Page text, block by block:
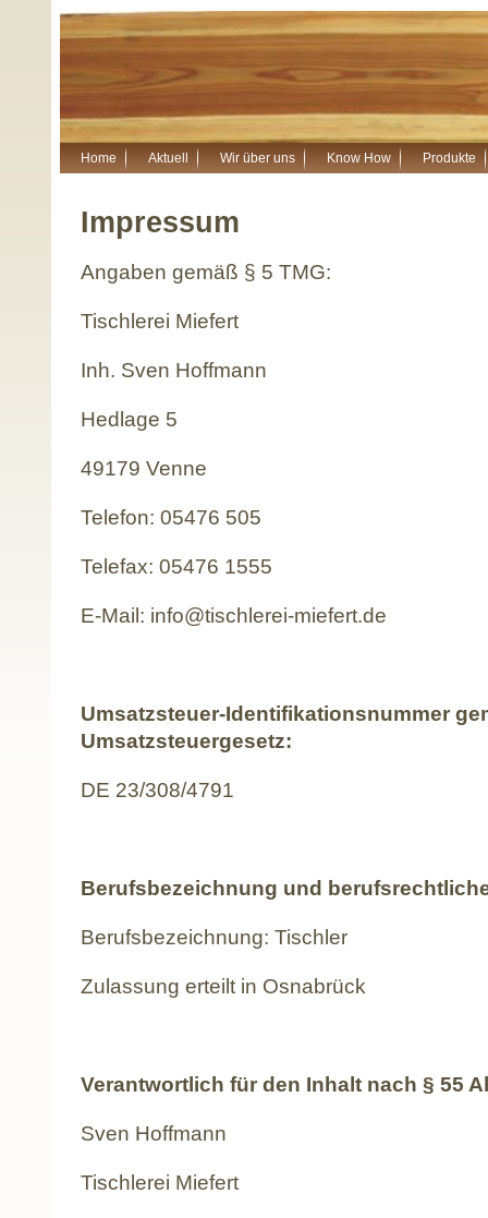
Home Aktuell Wir über uns Know How Produkte
Impressum
Angaben gemäß § 5 TMG:
Tischlerei Miefert
Inh. Sven Hoffmann
Hedlage 5
49179 Venne
Telefon: 05476 505
Telefax: 05476 1555
E-Mail: info@tischlerei-miefert.de
Umsatzsteuer-Identifikationsnummer
Umsatzsteuergesetz:
DE 23/308/4791
Berufsbezeichnung und
Berufsbezeichnung: Tischler
Zulassung erteilt in Osnabrück
Verantwortlich für den Inhalt nach § 55
Sven Hoffmann
Tischlerei Miefert